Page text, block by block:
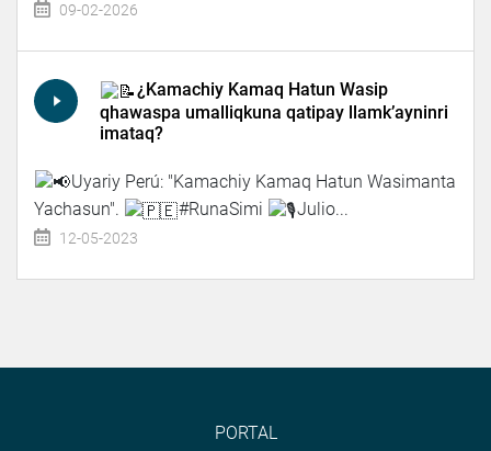
09-02-2026
¿Kamachiy Kamaq Hatun Wasip
qhawaspa umalliqkuna qatipay llamk’ayninri
imataq?
Uyariy Perú: "Kamachiy Kamaq Hatun Wasimanta
Yachasun".
#RunaSimi Julio...
12-05-2023
PORTAL